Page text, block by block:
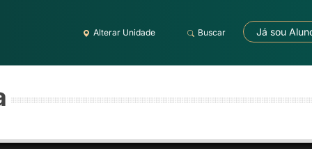
Alterar Unidade Buscar Já sou